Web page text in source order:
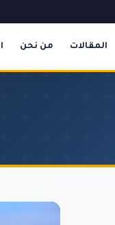
المقالات من نحن